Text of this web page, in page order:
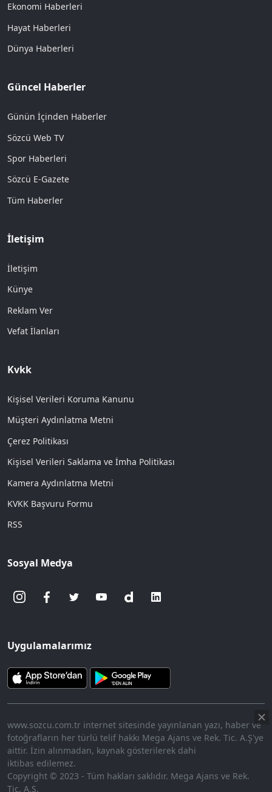
Ekonomi Haberleri
Hayat Haberleri
Dünya Haberleri
Güncel Haberler
Günün İçinden Haberler
Sözcü Web TV
Spor Haberleri
Sözcü E-Gazete
Tüm Haberler
İletişim
İletişim
Künye
Reklam Ver
Vefat İlanları
Kvkk
Kişisel Verileri Koruma Kanunu
Müşteri Aydınlatma Metni
Çerez Politikası
Kişisel Verileri Saklama ve İmha Politikası
Kamera Aydınlatma Metni
KVKK Başvuru Formu
RSS
Sosyal Medya
Uygulamalarımız
www.sozcu.com.tr internet sitesinde yayınlanan yazı, haber ve
fotoğrafların her türlü telif hakkı Mega Ajans ve Rek. Tic. A.Ş'ye
aittir. İzin alınmadan, kaynak gösterilerek dahi
iktibas edilemez.
Copyright © 2023 - Tüm hakları saklıdır. Mega Ajans ve Rek.
Tic. A.Ş.